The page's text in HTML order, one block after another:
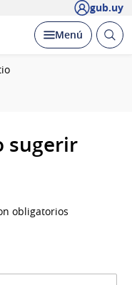
gub.uy
Desplegar
Menú Abrir
sugerir
obligatorios